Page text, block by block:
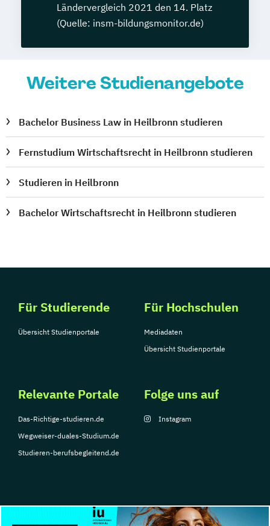
Ländervergleich 2021 den 14. Platz
(Quelle: insm-bildungsmonitor.de)
Weitere Studienangebote
Bachelor Business Law in Heilbronn studieren
Fernstudium Wirtschaftsrecht in Heilbronn studieren
Studieren in Heilbronn
Bachelor Wirtschaftsrecht in Heilbronn studieren
Für Studierende
Übersicht Studienportale
Für Hochschulen
Mediadaten
Übersicht Studienportale
Relevante Portale
Das-Richtige-studieren.de
Wegweiser-duales-Studium.de
Studieren-berufsbegleitend.de
Folge uns auf
Instagram